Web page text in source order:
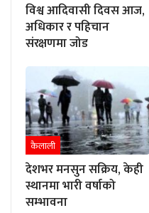
विश्व आदिवासी दिवस आज,
अधिकार र पहिचान
संरक्षणमा जोड
कैलाली
देशभर मनसुन सक्रिय, केही
स्थानमा भारी वर्षाको
सम्भावना